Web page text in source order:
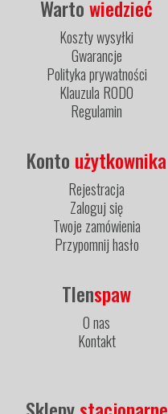
Wartowiedzieć
Koszty wysyłki
Gwarancje
Polityka prywatności
Klauzula RODO
Regulamin
Konto użytkownika
Rejestracja
Zaloguj się
Twoje zamówienia
Przypomnij hasło
Tlenspaw
O nas
Kontakt